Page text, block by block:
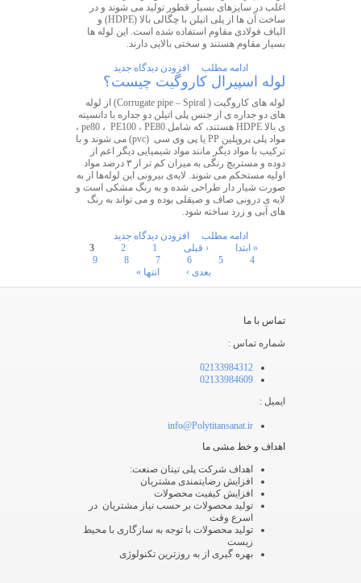
اغلب در سایزهای بسیار قطور تولید می شوند و در
ساخت آن ها از پلی اتیلن با چگالی بالا (HDPE) و
الیاف فولادی مقاوم استفاده شده است. این لوله ها
بسیار مقاوم هستند و سختی بالایی دارند.
ادامه مطلب افزودن دیدگاه جدید
لوله اسپیرال کاروگیت چیست؟
لوله های کاروگیت ( Corrugate pipe – Spiral) از لوله
های دو جداره ی از جنس پلی اتیلن دو جداره با دانسیته
ی بالا HDPE هستند، که شامل pe80 ، PE100 ، PE80 ،
مواد پلی پروپلین PP یا پی وی سی (pvc) می شوند و با
ترکیب با مواد دیگر مانند مواد شیمیایی دیگر اعم از
دوده و مستربچ رنگی به میزان کم تر از ۳ درصد مواد
اولیه مستحکم می شوند. لایه‌ی بیرونی این لوله‌ها از به
صورت شیار دار طراحی شده و به رنگ مشکی است و
لایه ی درونی صاف و صیقلی بوده و می تواند به رنگ
های آبی و زرد ساخته شود.
ادامه مطلب افزودن دیدگاه جدید
صفحه‌ها
« ابتدا ‹ قبلی 1
2
3
4
5
6
7
8
9
بعدی ›
انتها »
تماس با ما
شماره تماس :
02133984312
02133984609
ایمیل :
info@Polytitansanat.ir
اهداف و خط مشی ما
اهداف شرکت پلی تیتان صنعت:
افزایش رضایتمندی مشتریان
افزایش کیفیت محصولات
تولید محصولات بر حسب نیاز مشتریان در
اسرع وقت
تولید محصولات با توجه به سازگاری با محیط
زیست
بهره گیری از به روزترین تکنولوژی